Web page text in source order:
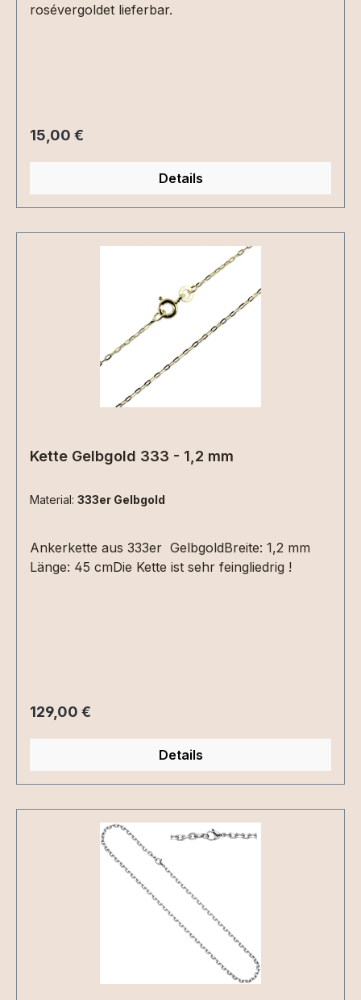
rosévergoldet lieferbar.
Regulärer Preis:
15,00 €
Details
Kette Gelbgold 333 - 1,2 mm
Material: 333er Gelbgold
Ankerkette aus 333er GelbgoldBreite: 1,2 mm
Länge: 45 cmDie Kette ist sehr feingliedrig !
Regulärer Preis:
129,00 €
Details